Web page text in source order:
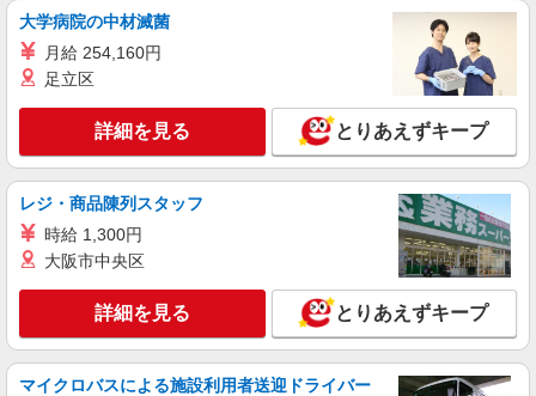
大学病院の中材滅菌
月給 254,160円
足立区
詳細を見る とりあえずキープ
レジ・商品陳列スタッフ
時給 1,300円
大阪市中央区
詳細を見る とりあえずキープ
マイクロバスによる施設利用者送迎ドライバー